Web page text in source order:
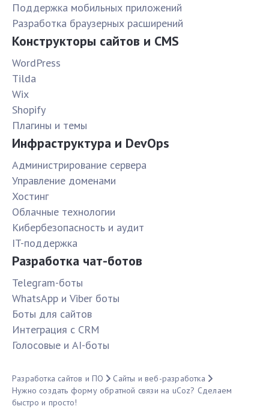
Поддержка мобильных приложений
Разработка браузерных расширений
Конструкторы сайтов и CMS
WordPress
Tilda
Wix
Shopify
Плагины и темы
Инфраструктура и DevOps
Администрирование сервера
Управление доменами
Хостинг
Облачные технологии
Кибербезопасность и аудит
IT-поддержка
Разработка чат-ботов
Telegram-боты
WhatsApp и Viber боты
Боты для сайтов
Интеграция с CRM
Голосовые и AI-боты
Разработка сайтов и ПО
Сайты и веб-разработка
Нужно создать форму обратной связи на uCoz? Сделаем
быстро и просто!